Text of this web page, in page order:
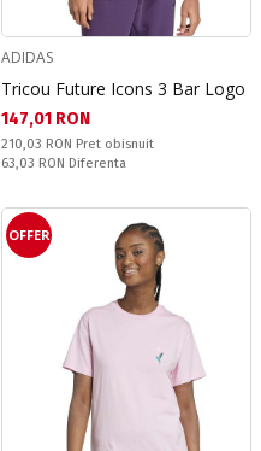
ADIDAS
Tricou Future Icons 3 Bar Logo
Текуща цена:
147,01 RON
Pret obisnuit:
210,03 RON Pret obisnuit
Спестявате:
63,03 RON Diferenta
OFFER